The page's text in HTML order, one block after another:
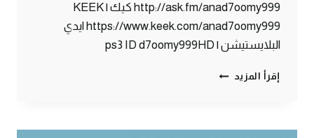
http://ask.fm/anad7oomy999 كيك | KEEK
https://www.keek.com/anad7oomy999 ايدي
البلايستيشن | ps3 ID d7oomy999HD
إقرأ المزيد ماين
السجون